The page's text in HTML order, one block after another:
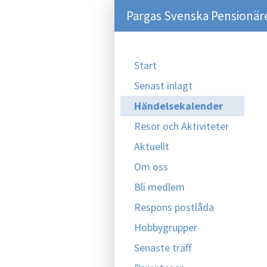
Pargas Svenska
Start
Senast inlagt
Händelsekalender
Resor och Aktiviteter
Aktuellt
Om oss
Bli medlem
Respons postlåda
Hobbygrupper
Senaste träff